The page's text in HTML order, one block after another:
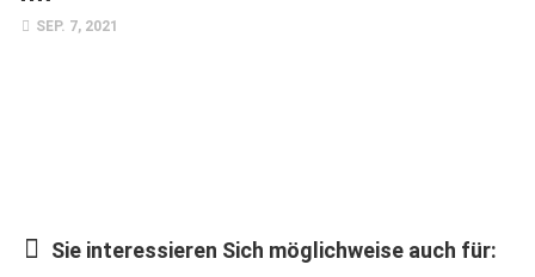
Forschung
SEP. 7, 2021
Sie interessieren Sich möglichweise auch für: